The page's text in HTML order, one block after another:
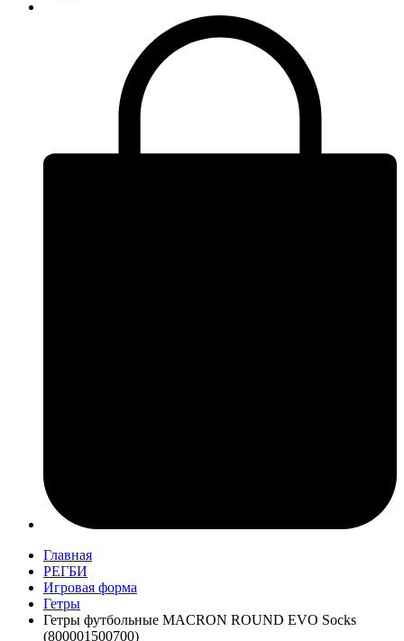
Главная
РЕГБИ
Игровая форма
Гетры
Гетры футбольные MACRON ROUND EVO Socks
(800001500700)